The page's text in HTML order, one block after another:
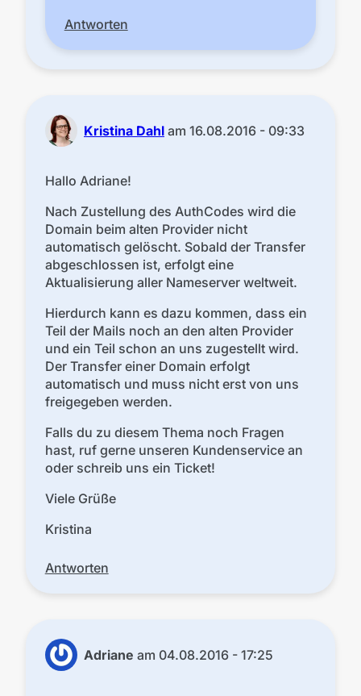
Antworten
Kristina Dahl am 16.08.2016 - 09:33
Hallo Adriane!
Nach Zustellung des AuthCodes wird die
Domain beim alten Provider nicht
automatisch gelöscht. Sobald der Transfer
abgeschlossen ist, erfolgt eine
Aktualisierung aller Nameserver weltweit.
Hierdurch kann es dazu kommen, dass ein
Teil der Mails noch an den alten Provider
und ein Teil schon an uns zugestellt wird.
Der Transfer einer Domain erfolgt
automatisch und muss nicht erst von uns
freigegeben werden.
Falls du zu diesem Thema noch Fragen
hast, ruf gerne unseren Kundenservice an
oder schreib uns ein Ticket!
Viele Grüße
Kristina
Antworten
Adriane am 04.08.2016 - 17:25